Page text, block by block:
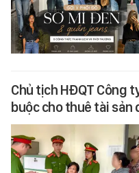
Chủ tịch HĐQT Công
buộc cho thuê tài sản